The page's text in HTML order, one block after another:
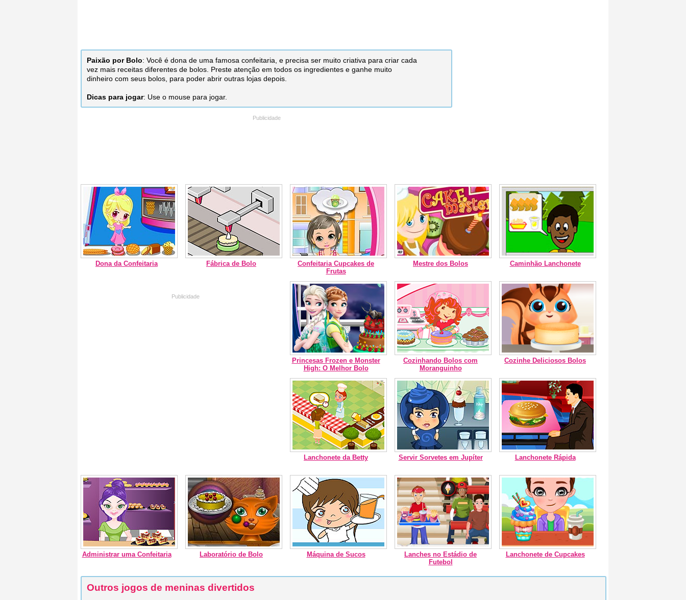
Paixão por Bolo: Você é dona de uma famosa confeitaria, e precisa ser muito criativa para criar cada
vez mais receitas diferentes de bolos. Preste atenção em todos os ingredientes e ganhe muito
dinheiro com seus bolos, para poder abrir outras lojas depois.
Dicas para jogar: Use o mouse para jogar.
Dona da Confeitaria Fábrica de Bolo
Confeitaria Cupcakes de
Frutas
Mestre dos Bolos Caminhão Lanchonete
Princesas Frozen e Monster
High: O Melhor Bolo
Cozinhando Bolos com
Moranguinho
Cozinhe Deliciosos Bolos
Lanchonete da Betty Servir Sorvetes em Jupíter Lanchonete Rápida
Administrar uma Confeitaria Laboratório de Bolo Máquina de Sucos
Lanches no Estádio de
Futebol
Lanchonete de Cupcakes
Outros jogos de meninas divertidos